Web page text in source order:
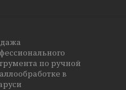
по ручной
в